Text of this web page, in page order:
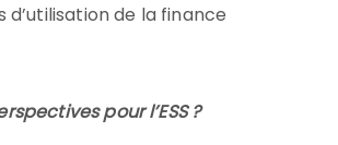
d’utilisation de la finance
pour l’ESS ?